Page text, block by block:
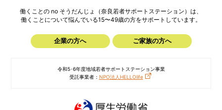
働くことの no そうだんじょ（奈良若者サポートステーション）は、
働くことについて悩んでいる15〜49歳の方をサポートしています。
企業の方へ ご家族の方へ
令和5･6年度地域若者サポートステーション事業
受託事業者： NPO法人HELLOlife